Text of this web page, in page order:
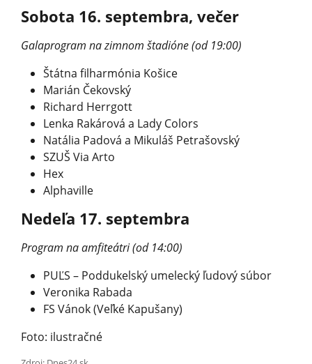
Sobota 16. septembra, večer
Galaprogram na zimnom štadióne (od 19:00)
Štátna filharmónia Košice
Marián Čekovský
Richard Herrgott
Lenka Rakárová a Lady Colors
Natália Padová a Mikuláš Petrašovský
SZUŠ Via Arto
Hex
Alphaville
Nedeľa 17. septembra
Program na amfiteátri (od 14:00)
PUĽS – Poddukelský umelecký ľudový súbor
Veronika Rabada
FS Vánok (Veľké Kapušany)
Foto: ilustračné